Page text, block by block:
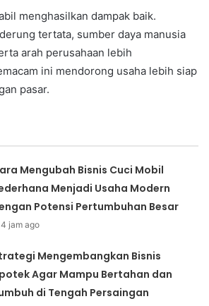
menghasilkan dampak baik.
tertata, sumber daya manusia
arah perusahaan lebih
ini mendorong usaha lebih siap
pasar.
Mengubah Bisnis Cuci Mobil
Menjadi Usaha Modern
Potensi Pertumbuhan Besar
4 jam ago
Mengembangkan Bisnis
Agar Mampu Bertahan dan
di Tengah Persaingan